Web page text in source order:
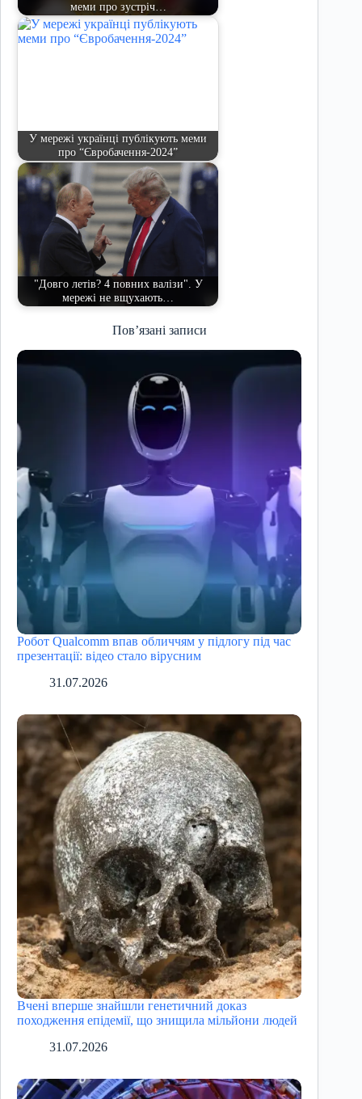
меми про зустріч…
У мережі українці публікують меми
про “Євробачення-2024”
"Довго летів? 4 повних валізи". У
мережі не вщухають…
Пов’язані записи
Робот Qualcomm впав обличчям у підлогу під час
презентації: відео стало вірусним
31.07.2026
Вчені вперше знайшли генетичний доказ
походження епідемії, що знищила мільйони людей
31.07.2026